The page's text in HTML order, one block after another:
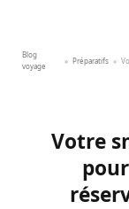
Blog
voyage
» Préparatifs »
Votre